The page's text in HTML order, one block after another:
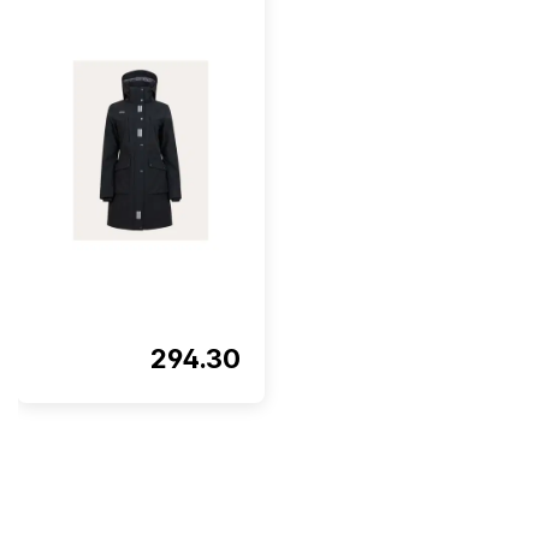
294.30